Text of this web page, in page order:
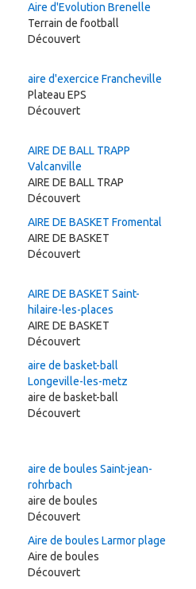
Aire d'Evolution Brenelle
Terrain de football
Découvert
aire d'exercice Francheville
Plateau EPS
Découvert
AIRE DE BALL TRAPP
Valcanville
AIRE DE BALL TRAP
Découvert
AIRE DE BASKET Fromental
AIRE DE BASKET
Découvert
AIRE DE BASKET Saint-
hilaire-les-places
AIRE DE BASKET
Découvert
aire de basket-ball
Longeville-les-metz
aire de basket-ball
Découvert
aire de boules Saint-jean-
rohrbach
aire de boules
Découvert
Aire de boules Larmor plage
Aire de boules
Découvert